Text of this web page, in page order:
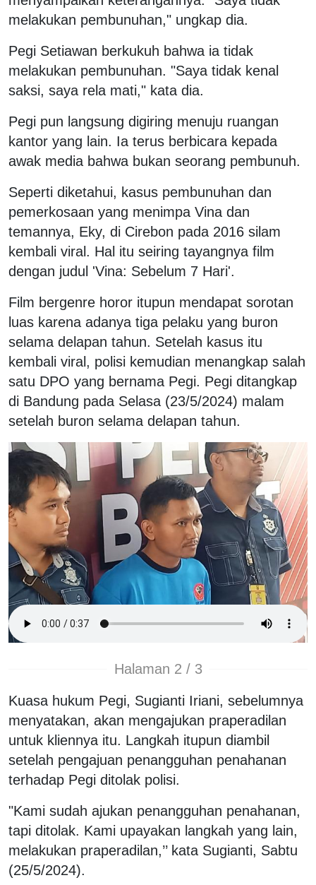
melakukan pembunuhan," ungkap dia.
Pegi Setiawan berkukuh bahwa ia tidak
melakukan pembunuhan. "Saya tidak kenal
saksi, saya rela mati," kata dia.
Pegi pun langsung digiring menuju ruangan
kantor yang lain. Ia terus berbicara kepada
awak media bahwa bukan seorang pembunuh.
Seperti diketahui, kasus pembunuhan dan
pemerkosaan yang menimpa Vina dan
temannya, Eky, di Cirebon pada 2016 silam
kembali viral. Hal itu seiring tayangnya film
dengan judul 'Vina: Sebelum 7 Hari'.
Film bergenre horor itupun mendapat sorotan
luas karena adanya tiga pelaku yang buron
selama delapan tahun. Setelah kasus itu
kembali viral, polisi kemudian menangkap salah
satu DPO yang bernama Pegi. Pegi ditangkap
di Bandung pada Selasa (23/5/2024) malam
setelah buron selama delapan tahun.
Halaman 2 / 3
Kuasa hukum Pegi, Sugianti Iriani, sebelumnya
menyatakan, akan mengajukan praperadilan
untuk kliennya itu. Langkah itupun diambil
setelah pengajuan penangguhan penahanan
terhadap Pegi ditolak polisi.
"Kami sudah ajukan penangguhan penahanan,
tapi ditolak. Kami upayakan langkah yang lain,
melakukan praperadilan,’’ kata Sugianti, Sabtu
(25/5/2024).